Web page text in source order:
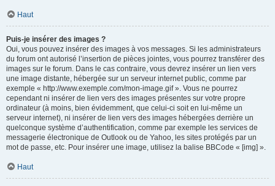
Haut
Puis-je insérer des images ?
Oui, vous pouvez insérer des images à vos messages. Si les administrateurs
du forum ont autorisé l’insertion de pièces jointes, vous pourrez transférer des
images sur le forum. Dans le cas contraire, vous devrez insérer un lien vers
une image distante, hébergée sur un serveur internet public, comme par
exemple « http://www.exemple.com/mon-image.gif ». Vous ne pourrez
cependant ni insérer de lien vers des images présentes sur votre propre
ordinateur (à moins, bien évidemment, que celui-ci soit en lui-même un
serveur internet), ni insérer de lien vers des images hébergées derrière un
quelconque système d’authentification, comme par exemple les services de
messagerie électronique de Outlook ou de Yahoo, les sites protégés par un
mot de passe, etc. Pour insérer une image, utilisez la balise BBCode « [img] ».
Haut